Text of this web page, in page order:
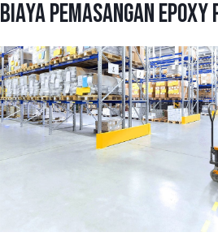
Biaya Pemasangan